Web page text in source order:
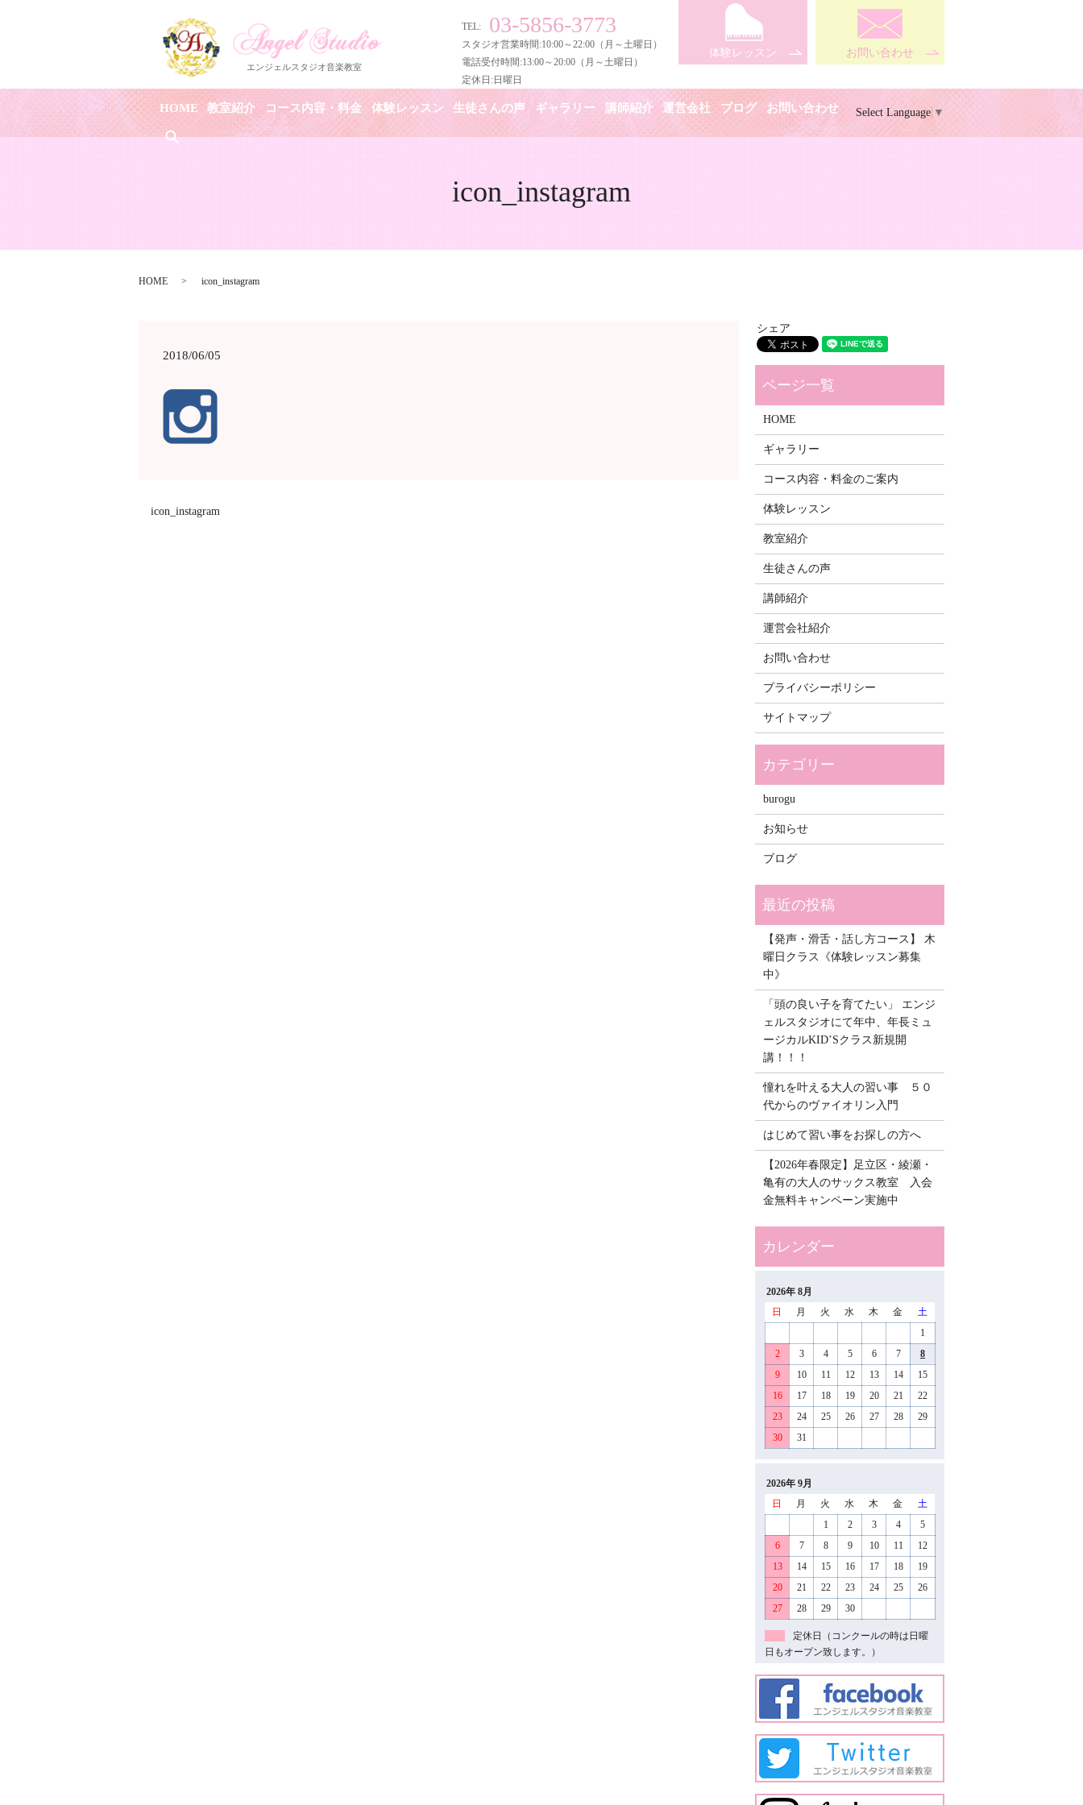
TEL: 03-5856-3773
スタジオ営業時間:10:00～22:00（月～土曜日）
電話受付時間:13:00～20:00（月～土曜日）
定休日:日曜日
体験レッスン お問い合わせ
Select Language ▼
HOME 教室紹介 コース内容・料金 体験レッスン 生徒さんの声 ギャラリー 講師紹介 運営会社 ブログ お問い合わせ
search
icon_instagram
HOME icon_instagram
2018/06/05
icon_instagram
シェア
HOME
ギャラリー
コース内容・料金のご案内
体験レッスン
教室紹介
生徒さんの声
講師紹介
運営会社紹介
お問い合わせ
プライバシーポリシー
サイトマップ
burogu
お知らせ
ブログ
【発声・滑舌・話し方コース】 木
曜日クラス《体験レッスン募集
中》
「頭の良い子を育てたい」 エンジ
ェルスタジオにて年中、年長ミュ
ージカルKID’Sクラス新規開
講！！！
憧れを叶える大人の習い事 ５０
代からのヴァイオリン入門
はじめて習い事をお探しの方へ
【2026年春限定】足立区・綾瀬・
亀有の大人のサックス教室 入会
金無料キャンペーン実施中
2026年 8月
日
月 火 水 木 金
土
1
2
3 4 5 6 7
8
9
10 11 12 13 14
15
16
17 18 19 20 21
22
23
24 25 26 27 28
29
30
31
2026年 9月
日
月 火 水 木 金
土
1
2 3 4
5
6
7 8 9 10 11
12
13
14 15 16 17 18
19
20
21 22 23 24 25
26
27
28 29 30
定休日（コンクールの時は日曜
日もオープン致します。）